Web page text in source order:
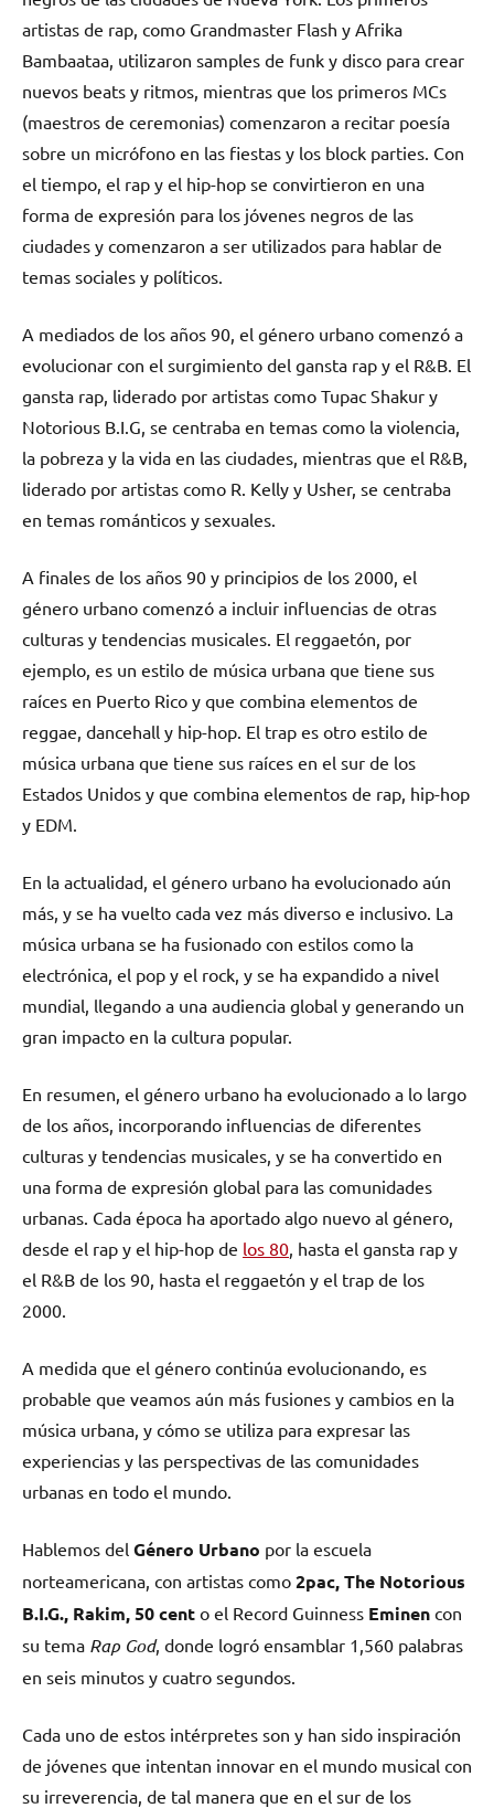
artistas de rap, como Grandmaster Flash y Afrika
Bambaataa, utilizaron samples de funk y disco para crear
nuevos beats y ritmos, mientras que los primeros MCs
(maestros de ceremonias) comenzaron a recitar poesía
sobre un micrófono en las fiestas y los block parties. Con
el tiempo, el rap y el hip-hop se convirtieron en una
forma de expresión para los jóvenes negros de las
ciudades y comenzaron a ser utilizados para hablar de
temas sociales y políticos.
A mediados de los años 90, el género urbano comenzó a
evolucionar con el surgimiento del gansta rap y el R&B. El
gansta rap, liderado por artistas como Tupac Shakur y
Notorious B.I.G, se centraba en temas como la violencia,
la pobreza y la vida en las ciudades, mientras que el R&B,
liderado por artistas como R. Kelly y Usher, se centraba
en temas románticos y sexuales.
A finales de los años 90 y principios de los 2000, el
género urbano comenzó a incluir influencias de otras
culturas y tendencias musicales. El reggaetón, por
ejemplo, es un estilo de música urbana que tiene sus
raíces en Puerto Rico y que combina elementos de
reggae, dancehall y hip-hop. El trap es otro estilo de
música urbana que tiene sus raíces en el sur de los
Estados Unidos y que combina elementos de rap, hip-hop
y EDM.
En la actualidad, el género urbano ha evolucionado aún
más, y se ha vuelto cada vez más diverso e inclusivo. La
música urbana se ha fusionado con estilos como la
electrónica, el pop y el rock, y se ha expandido a nivel
mundial, llegando a una audiencia global y generando un
gran impacto en la cultura popular.
En resumen, el género urbano ha evolucionado a lo largo
de los años, incorporando influencias de diferentes
culturas y tendencias musicales, y se ha convertido en
una forma de expresión global para las comunidades
urbanas. Cada época ha aportado algo nuevo al género,
desde el rap y el hip-hop de los 80 , hasta el gansta rap y
el R&B de los 90, hasta el reggaetón y el trap de los
2000.
A medida que el género continúa evolucionando, es
probable que veamos aún más fusiones y cambios en la
música urbana, y cómo se utiliza para expresar las
experiencias y las perspectivas de las comunidades
urbanas en todo el mundo.
Hablemos del Género Urbano por la escuela
norteamericana, con artistas como 2pac, The Notorious
B.I.G., Rakim, 50 cent o el Record Guinness Eminen con
su tema Rap God, donde logró ensamblar 1,560 palabras
en seis minutos y cuatro segundos.
Cada uno de estos intérpretes son y han sido inspiración
de jóvenes que intentan innovar en el mundo musical con
su irreverencia, de tal manera que en el sur de los